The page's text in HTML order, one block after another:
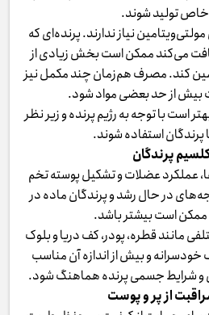
تولید شوند.
نیاز ندارند. پرنده‌ای که
می‌کند ممکن است بخش زیادی از
کند. مصرف هم‌زمان چند مکمل نیز
بیش از حد بعضی مواد شود.
است با توجه به رژیم پرنده و زیر نظر
پرندگان استفاده شوند.
پرندگان
عملکرد عضلات و تشکیل پوسته تخم
در حال رشد و پرندگان ماده در
ممکن است بیشتر باشد.
مانند قطره، پودر، کف دریا و بلوک
و بیش از اندازه آن مناسب
و شرایط جسمی پرنده هماهنگ شود.
از پر و پوست